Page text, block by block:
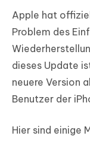
Apple hat
Problem des
dieses Update
neuere Version
Benutzer der
Hier sind einige